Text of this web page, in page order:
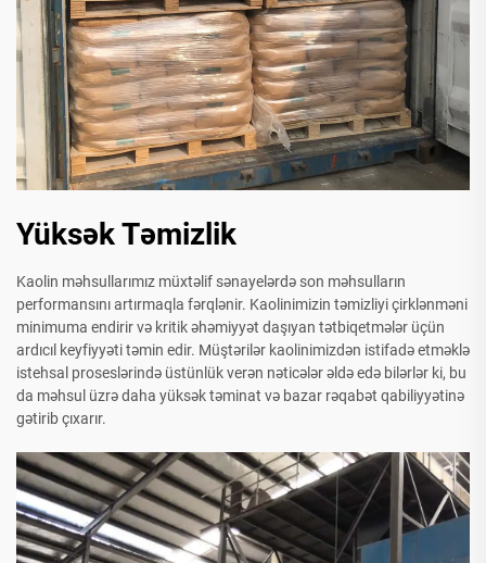
Yüksək Təmizlik
Kaolin məhsullarımız müxtəlif sənayelərdə son məhsulların
performansını artırmaqla fərqlənir. Kaolinimizin təmizliyi çirklənməni
minimuma endirir və kritik əhəmiyyət daşıyan tətbiqetmələr üçün
ardıcıl keyfiyyəti təmin edir. Müştərilər kaolinimizdən istifadə etməklə
istehsal proseslərində üstünlük verən nəticələr əldə edə bilərlər ki, bu
da məhsul üzrə daha yüksək təminat və bazar rəqabət qabiliyyətinə
gətirib çıxarır.